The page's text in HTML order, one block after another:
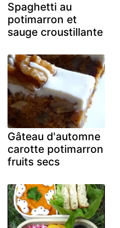
Spaghetti au
potimarron et
sauge croustillante
Gâteau d'automne
carotte potimarron
fruits secs